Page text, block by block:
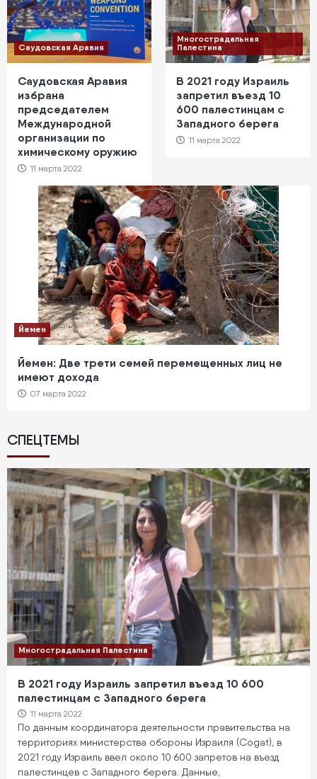
Саудовская Аравия
Саудовская Аравия
избрана
председателем
Международной
организации по
химическому оружию
11 марта 2022
Многострадальная
Палестина
В 2021 году Израиль
запретил въезд 10
600 палестинцам с
Западного берега
11 марта 2022
Йемен
Йемен: Две трети семей перемещенных лиц не
имеют дохода
07 марта 2022
СПЕЦТЕМЫ
Многострадальная Палестина
В 2021 году Израиль запретил въезд 10 600
палестинцам с Западного берега
11 марта 2022
По данным координатора деятельности правительства на
территориях министерства обороны Израиля (Cogat), в
2021 году Израиль ввел около 10 600 запретов на въезд
палестинцев с Западного берега. Данные,